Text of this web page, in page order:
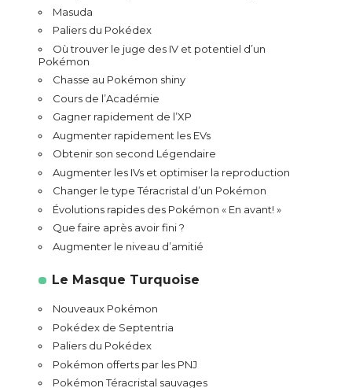
Masuda
Paliers du Pokédex
Où trouver le juge des IV et potentiel d’un
Pokémon
Chasse au Pokémon shiny
Cours de l’Académie
Gagner rapidement de l’XP
Augmenter rapidement les EVs
Obtenir son second Légendaire
Augmenter les IVs et optimiser la reproduction
Changer le type Téracristal d’un Pokémon
Évolutions rapides des Pokémon « En avant! »
Que faire après avoir fini ?
Augmenter le niveau d’amitié
Le Masque Turquoise
Nouveaux Pokémon
Pokédex de Septentria
Paliers du Pokédex
Pokémon offerts par les PNJ
Pokémon Téracristal sauvages